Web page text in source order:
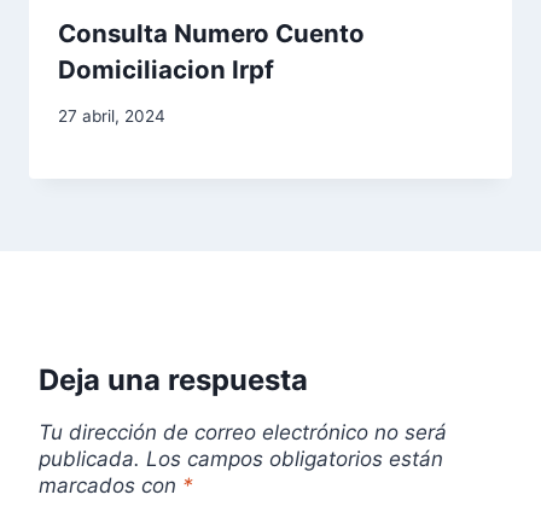
Consulta Numero Cuento
Domiciliacion Irpf
27 abril, 2024
Deja una respuesta
Tu dirección de correo electrónico no será
publicada. Los campos obligatorios están
marcados con *